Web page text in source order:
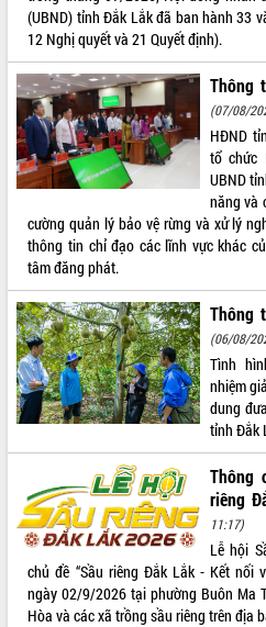
(UBND) tỉnh Đắk Lắk đã ban hành 33
12 Nghị quyết và 21 Quyết định).
Thông
(07/08/
HĐND
tổ chức
UBND
năng và
cường quản lý bảo vệ rừng và xử lý
thông tin chỉ đạo các lĩnh vực khác
tâm đăng phát.
Thông
(06/08/
Tình
nhiệm
dung
tỉnh Đắk
Thông
riêng
11:17)
Lễ hội
chủ đề “Sầu riêng Đắk Lắk - Kết nối
ngày 02/9/2026 tại phường Buôn Ma
Hòa và các xã trồng sầu riêng trên địa